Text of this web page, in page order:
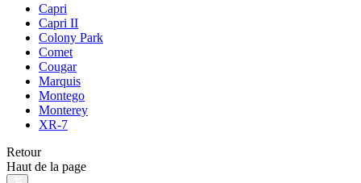
Capri
Capri II
Colony Park
Comet
Cougar
Marquis
Montego
Monterey
XR-7
Retour
Haut de la page